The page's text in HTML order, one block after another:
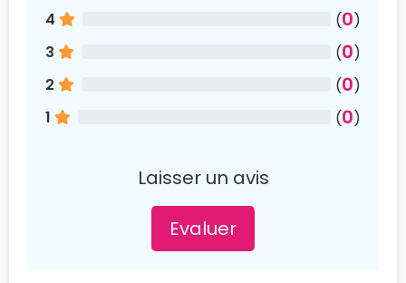
4
(0)
3
(0)
2
(0)
1
(0)
Laisser un avis
Evaluer